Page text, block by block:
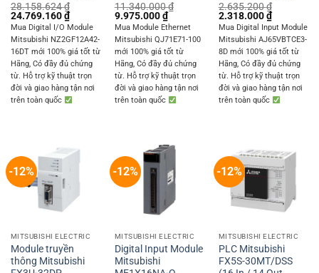
28.158.624₫
Original
price
was:
28.158.624 ₫.
24.769.160₫Current
price
is:
24.769.160 ₫.
Mua Digital I/O Module
Mitsubishi NZ2GF12A42-
16DT mới 100% giá tốt từ
Hãng, Có đầy đủ chứng
từ. Hỗ trợ kỹ thuật trọn
đời và giao hàng tận nơi
trên toàn quốc
11.340.000₫
Original
price
was:
11.340.000 ₫.
9.975.000₫Current
price
is:
9.975.000 ₫.
Mua Module Ethernet
Mitsubishi QJ71E71-100
mới 100% giá tốt từ
Hãng, Có đầy đủ chứng
từ. Hỗ trợ kỹ thuật trọn
đời và giao hàng tận nơi
trên toàn quốc
2.635.200₫
Original
price
was:
2.635.200 ₫.
2.318.000₫Current
price
is:
2.318.000
Mua Digital Input Module
Mitsubishi AJ65VBTCE3-
8D mới 100% giá tốt từ
Hãng, Có đầy đủ chứng
từ. Hỗ trợ kỹ thuật trọn
đời và giao hàng tận nơi
trên toàn quốc
-12%
MITSUBISHI ELECTRIC
Module truyền
thông Mitsubishi
-12%
MITSUBISHI ELECTRIC
Digital Input Module
Mitsubishi
-12%
MITSUBISHI ELECTRIC
PLC Mitsubishi
FX5S-30MT/DSS